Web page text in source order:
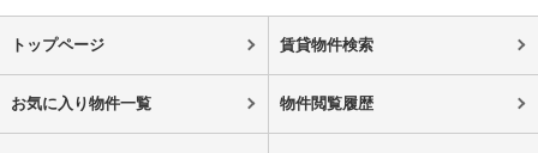
トップページ 賃貸物件検索
お気に入り物件一覧 物件閲覧履歴